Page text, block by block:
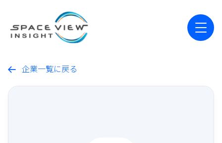
 企業一覧に戻る